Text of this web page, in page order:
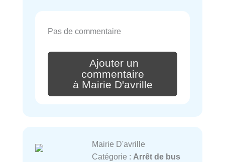
Pas de commentaire
Ajouter un
commentaire
à Mairie D'avrille
Mairie D'avrille
Catégorie : Arrêt de bus